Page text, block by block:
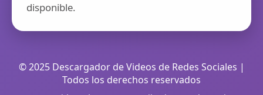
disponible.
© 2025 Descargador de Videos de Redes Sociales |
Todos los derechos reservados